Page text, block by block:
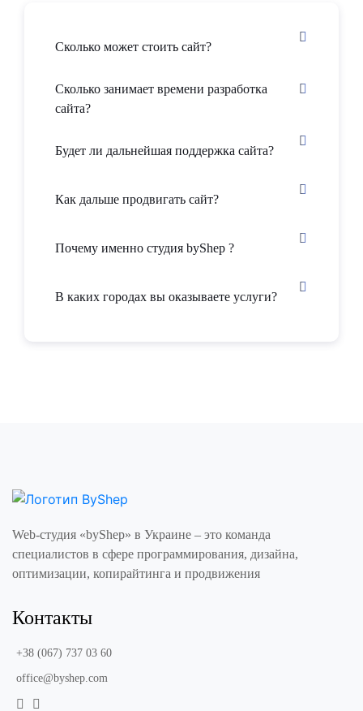
Сколько может стоить сайт?
Сколько занимает времени разработка
сайта?
Будет ли дальнейшая поддержка сайта?
Как дальше продвигать сайт?
Почему именно студия byShep ?
В каких городах вы оказываете услуги?
Web-студия «byShep» в Украине – это команда
специалистов в сфере программирования, дизайна,
оптимизации, копирайтинга и продвижения
Контакты
+38 (067) 737 03 60
office@byshep.com